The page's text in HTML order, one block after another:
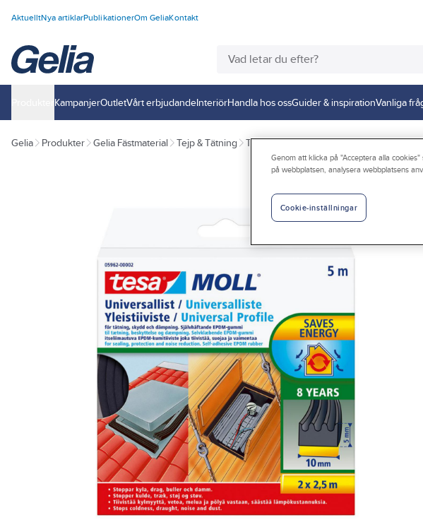
AktuelltNya artiklarPublikationerOm GeliaKontakt
KampanjerOutletVårt erbjudandeInteriörHandla hos ossGuider & inspirationVanliga
Gelia Produkter Gelia Fästmaterial Tejp & Tätning Tätningslist
Genom att klicka på "Acceptera alla
på webbplatsen, analysera webbplatsens
Cookie-inställningar